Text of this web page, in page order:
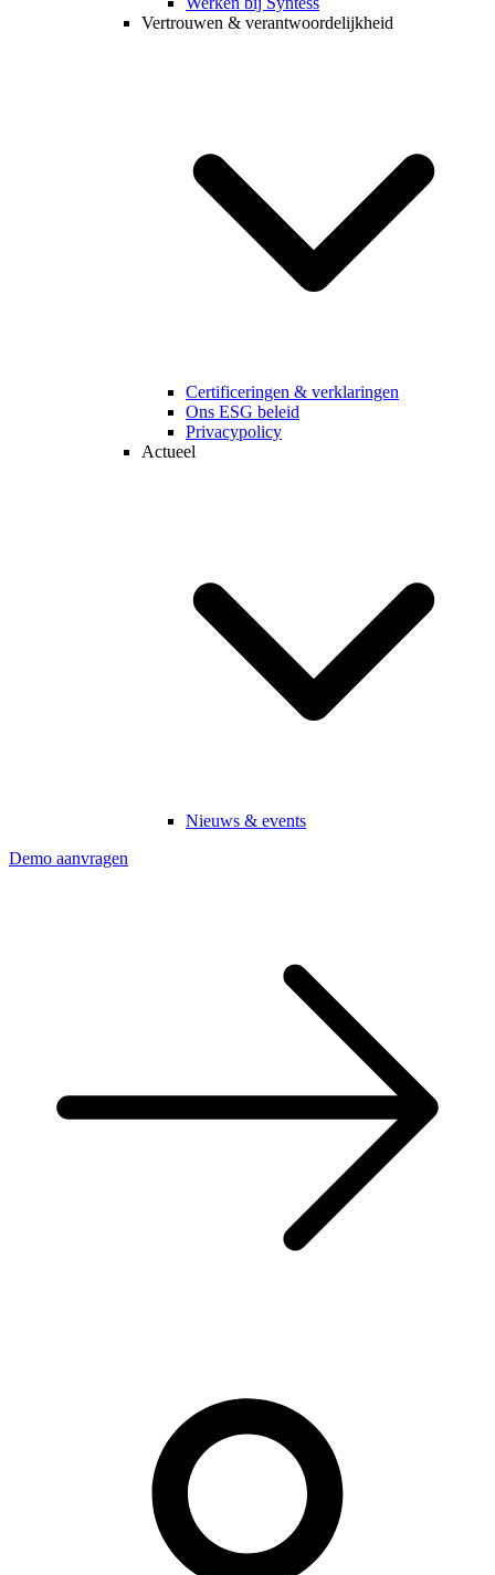
Vertrouwen & verantwoordelijkheid
Certificeringen & verklaringen
Ons ESG beleid
Privacypolicy
Actueel
Nieuws & events
Demo aanvragen